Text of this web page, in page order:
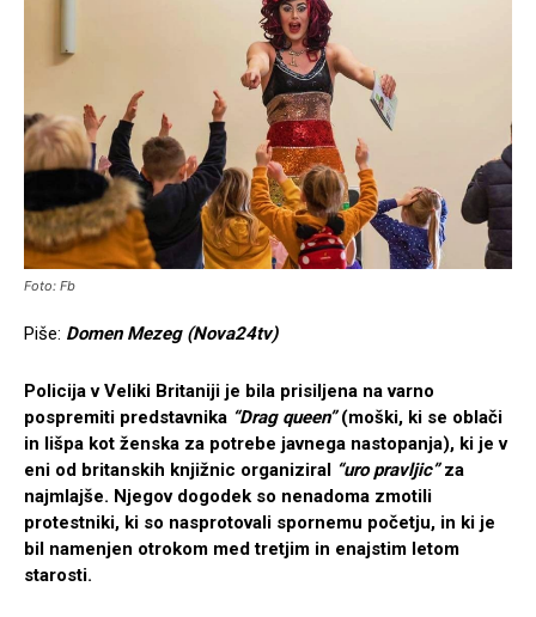
Foto: Fb
Piše: Domen Mezeg (Nova24tv)
Policija v Veliki Britaniji je bila prisiljena na varno
pospremiti predstavnika “Drag queen”(moški, ki se oblači
in lišpa kot ženska za potrebe javnega nastopanja), ki je v
eni od britanskih knjižnic organiziral “uro pravljic”za
najmlajše. Njegov dogodek so nenadoma zmotili
protestniki, ki so nasprotovali spornemu početju, in ki je
bil namenjen otrokom med tretjim in enajstim letom
starosti.